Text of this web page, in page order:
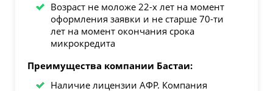
Возраст не моложе 22-х лет на момент
оформления заявки и не старше 70-ти
лет на момент окончания срока
микрокредита
Преимущества компании Бастаи:
Наличие лицензии АФР. Компания